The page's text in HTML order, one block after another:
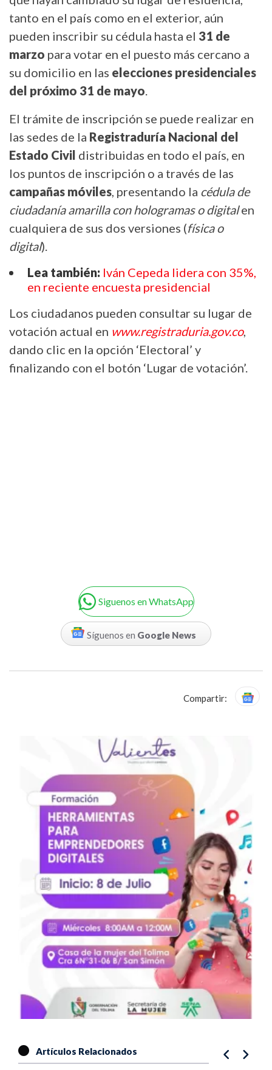
tanto en el país como en el exterior, aún
pueden inscribir su cédula hasta el 31 de
marzo para votar en el puesto más cercano a
su domicilio en las elecciones presidenciales
del próximo 31 de mayo.
El trámite de inscripción se puede realizar en
las sedes de la Registraduría Nacional del
Estado Civil distribuidas en todo el país, en
los puntos de inscripción o a través de las
campañas móviles, presentando la cédula de
ciudadanía amarilla con hologramas o digitalen
cualquiera de sus dos versiones (física o
digital).
Lea también: Iván Cepeda lidera con 35%,
en reciente encuesta presidencial
Los ciudadanos pueden consultar su lugar de
votación actual en www.registraduria.gov.co,
dando clic en la opción ‘Electoral’ y
finalizando con el botón ‘Lugar de votación’.
Siguenos en WhatsApp
Síguenos en Google News
Compartir:
Artículos Relacionados